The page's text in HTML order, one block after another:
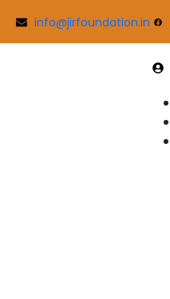
info@jirfoundation.in